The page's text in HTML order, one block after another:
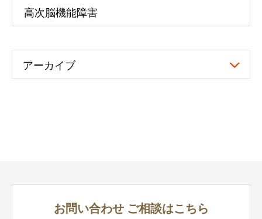
高次脳機能障害
アーカイブ
お問い合わせご相談はこちら